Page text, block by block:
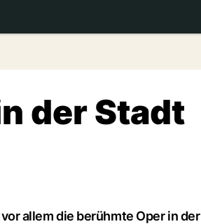
der Stadt
allem die berühmte Oper in der